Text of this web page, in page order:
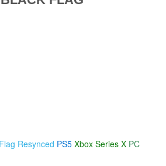
Resynced PS5 Xbox Series X PC